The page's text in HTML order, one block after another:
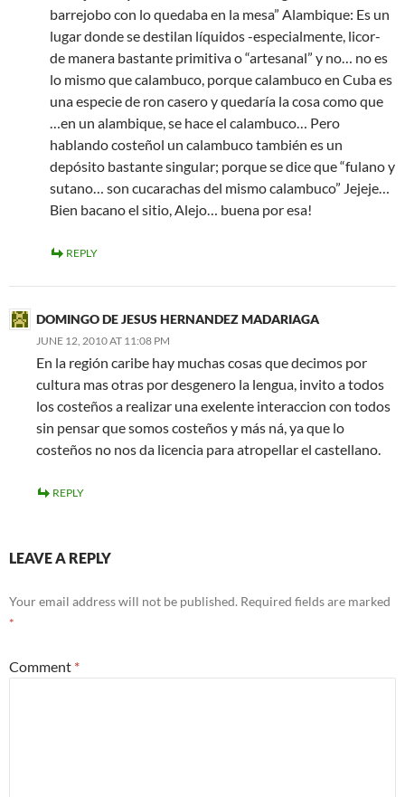
barrejobo con lo quedaba en la mesa” Alambique: Es un
lugar donde se destilan líquidos -especialmente, licor-
de manera bastante primitiva o “artesanal” y no… no es
lo mismo que calambuco, porque calambuco en Cuba es
una especie de ron casero y quedaría la cosa como que
…en un alambique, se hace el calambuco… Pero
hablando costeñol un calambuco también es un
depósito bastante singular; porque se dice que “fulano y
sutano… son cucarachas del mismo calambuco” Jejeje…
Bien bacano el sitio, Alejo… buena por esa!
REPLY
DOMINGO DE JESUS HERNANDEZ MADARIAGA
JUNE 12, 2010 AT 11:08 PM
En la región caribe hay muchas cosas que decimos por
cultura mas otras por desgenero la lengua, invito a todos
los costeños a realizar una exelente interaccion con todos
sin pensar que somos costeños y más ná, ya que lo
costeños no nos da licencia para atropellar el castellano.
REPLY
LEAVE A REPLY
Your email address will not be published. Required fields are marked
*
Comment *